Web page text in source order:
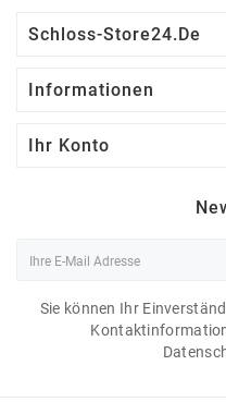
Schloss-Store24.de
Informationen
Ihr Konto
Sie können Ihr